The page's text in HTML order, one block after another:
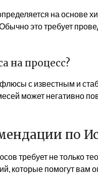
на основе
это требует
на процесс?
с известным и
может негативно
по
требует не только
которые помогут вам